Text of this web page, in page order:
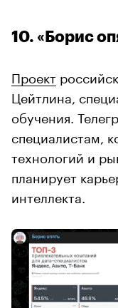
10. «Борис
Проект
Цейтлина,
обучения.
специалистам,
технологий и
планирует
интеллекта.